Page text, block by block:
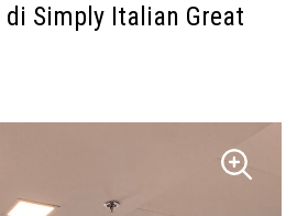
Simply Italian Great